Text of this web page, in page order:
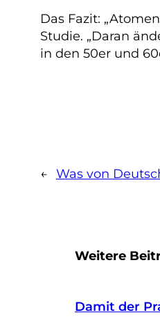
Das Fazit:
Studie. „Daran
in den 50er und
← Was von
Weitere
Damit der